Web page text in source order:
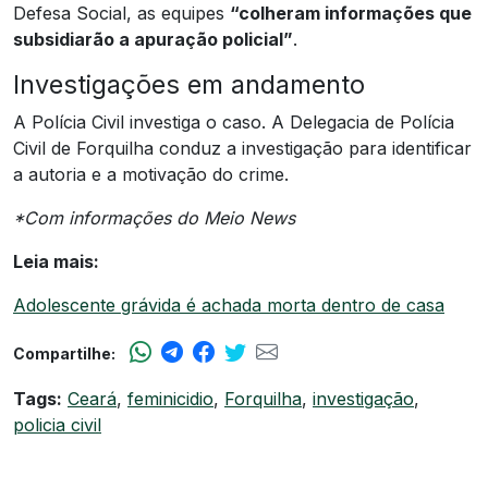
Defesa Social, as equipes “colheram informações que
subsidiarão a apuração policial”.
Investigações em andamento
A Polícia Civil investiga o caso. A Delegacia de Polícia
Civil de Forquilha conduz a investigação para identificar
a autoria e a motivação do crime.
*Com informações do Meio News
Leia mais:
Adolescente grávida é achada morta dentro de casa
Compartilhe:
Tags: Ceará, feminicidio, Forquilha, investigação,
policia civil